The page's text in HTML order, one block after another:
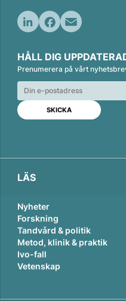
n
k
e
d
n
c
e
b
o
o
k
a
i
l
HÅLL DIG
Prenumerera på vårt
LÄS
Nyheter
Forskning
Tandvård & politik
Metod, klinik & praktik
Ivo-fall
Vetenskap